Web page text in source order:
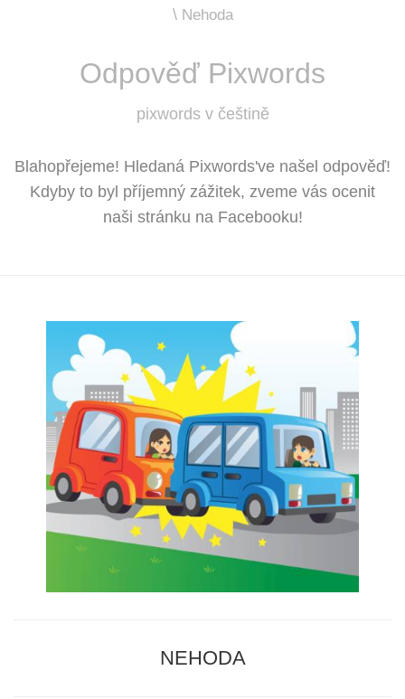
Nehoda
Odpověď Pixwords
pixwords v češtině
Blahopřejeme! Hledaná Pixwords've našel odpověď!
Kdyby to byl příjemný zážitek, zveme vás ocenit
naši stránku na Facebooku!
NEHODA